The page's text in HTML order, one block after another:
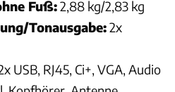
Fuß:2,88 kg/2,83 kg
Tonausgabe:2x
USB, RJ45, Ci+, VGA, Audio